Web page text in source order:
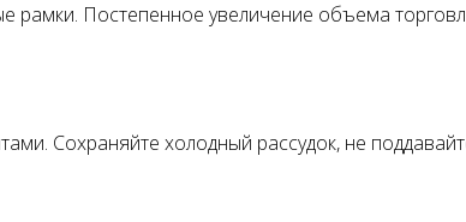
рамки. Постепенное увеличение объема
Сохраняйте холодный рассудок, не